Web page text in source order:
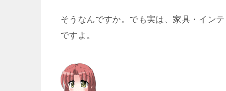
そうなんですか。でも実は、家具・イン
ですよ。